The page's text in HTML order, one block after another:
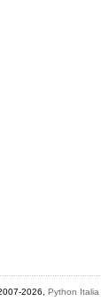
2026, Python Italia